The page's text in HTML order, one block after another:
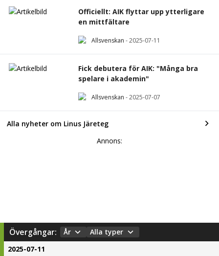
Officiellt: AIK flyttar upp ytterligare
en mittfältare
Allsvenskan -2025-07-11
Fick debutera för AIK: "Många bra
spelare i akademin"
Allsvenskan -2025-07-07
Alla nyheter om Linus Järeteg
Annons:
Övergångar: År
Alla typer
2025-07-11